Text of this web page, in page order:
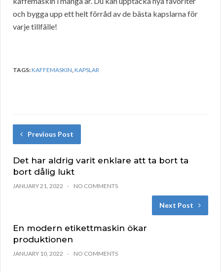
och bygga upp ett helt förråd av de bästa kapslarna för
varje tillfälle!
TAGS:KAFFEMASKIN,KAPSLAR
Previous Post
Det har aldrig varit enklare att ta bort ta
bort dålig lukt
JANUARY 21, 2022 NO COMMENTS
Next Post
En modern etikettmaskin ökar
produktionen
JANUARY 10, 2022 NO COMMENTS